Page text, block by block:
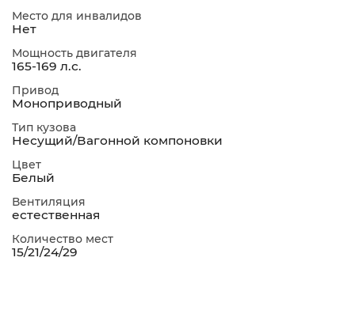
Место для инвалидов
Нет
Мощность двигателя
165-169 л.с.
Привод
Моноприводный
Тип кузова
Несущий/Вагонной компоновки
Цвет
Белый
Вентиляция
естественная
Количество мест
15/21/24/29